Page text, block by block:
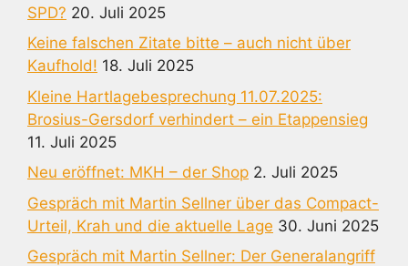
SPD? 20. Juli 2025
Keine falschen Zitate bitte – auch nicht über
Kaufhold! 18. Juli 2025
Kleine Hartlagebesprechung 11.07.2025:
Brosius-Gersdorf verhindert – ein Etappensieg
11. Juli 2025
Neu eröffnet: MKH – der Shop 2. Juli 2025
Gespräch mit Martin Sellner über das Compact-
Urteil, Krah und die aktuelle Lage 30. Juni 2025
Gespräch mit Martin Sellner: Der Generalangriff